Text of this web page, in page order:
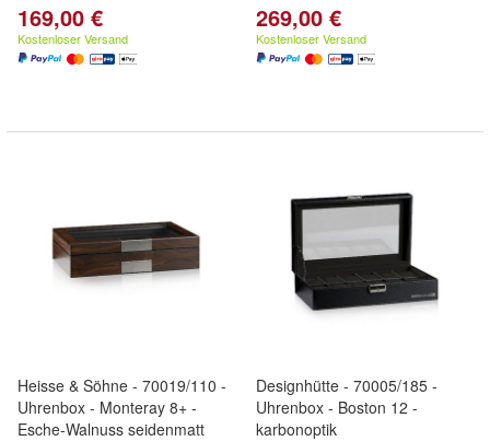
169,00 €
Kostenloser Versand
269,00 €
Kostenloser Versand
Heisse & Söhne - 70019/110 -
Uhrenbox - Monteray 8+ -
Esche-Walnuss seidenmatt
Designhütte - 70005/185 -
Uhrenbox - Boston 12 -
karbonoptik